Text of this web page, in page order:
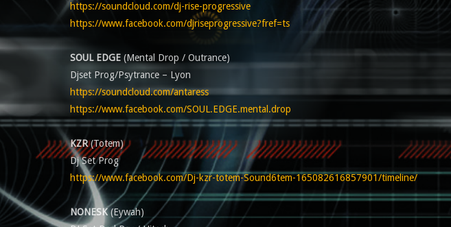
https://soundcloud.com/dj-rise-progressive
https://www.facebook.com/djriseprogressive?fref=ts
SOUL EDGE (Mental Drop / Outrance)
Djset Prog/Psytrance – Lyon
https://soundcloud.com/antaress
https://www.facebook.com/SOUL.EDGE.mental.drop
KZR(Totem)
Dj Set Prog
https://www.facebook.com/Dj-kzr-totem-Sound6tem-165082616857901/timeline/
NONESK(Eywah)